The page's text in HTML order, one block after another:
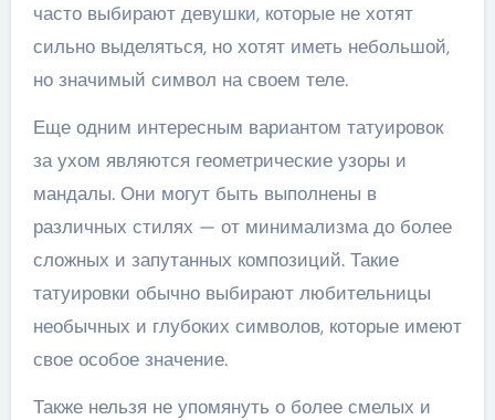
часто выбирают девушки, которые не хотят
сильно выделяться, но хотят иметь небольшой,
но значимый символ на своем теле.
Еще одним интересным вариантом татуировок
за ухом являются геометрические узоры и
мандалы. Они могут быть выполнены в
различных стилях — от минимализма до более
сложных и запутанных композиций. Такие
татуировки обычно выбирают любительницы
необычных и глубоких символов, которые имеют
свое особое значение.
Также нельзя не упомянуть о более смелых и